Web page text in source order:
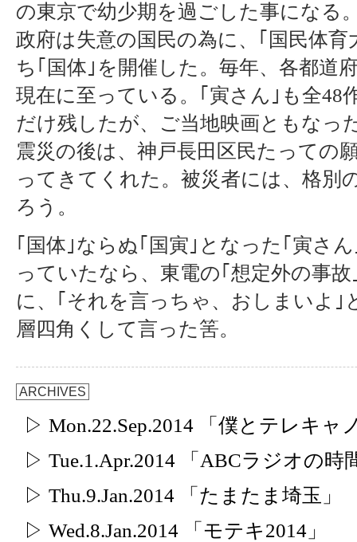
の東京で幼少期を過ごした事になる
政府は失意の国民の為に、｢国民体育
ち｢国体｣を開催した。毎年、各都道
現在に至っている。｢寅さん｣も全48
だけ残したが、ご当地映画ともなっ
震災の後は、神戸長田区民たっての
ってきてくれた。被災者には、格別
ろう。
｢国体｣ならぬ｢国寅｣となった｢寅さ
っていたなら、東電の｢想定外の事
に、｢それを言っちゃ、おしまいよ｣
層四角くして言った筈。
ARCHIVES
▷ Mon.22.Sep.2014 「僕とテレキャ
▷ Tue.1.Apr.2014 「ABCラジオの時
▷ Thu.9.Jan.2014 「たまたま埼玉」
▷ Wed.8.Jan.2014 「モテキ2014」